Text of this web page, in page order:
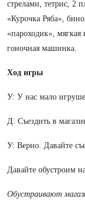
стрелами, тетрис,
«Курочка Ряба»,
«пароходик»,
гоночная машинка.
Ход игры
У: У нас мало
Д: Съездить в
У: Верно. Давайте
Давайте обустроим
Обустраивают